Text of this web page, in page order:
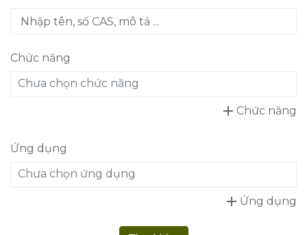
Chức năng
Chưa chọn chức năng
add Chức năng
Ứng dụng
Chưa chọn ứng dụng
add Ứng dụng